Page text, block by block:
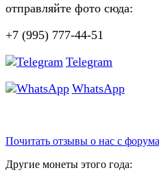
отправляйте фото сюда:
+7 (995) 777-44-51
Telegram
WhatsApp
Почитать отзывы о нас с форума
Другие монеты этого года: